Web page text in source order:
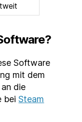
Software
mit dem
die
beiSteam